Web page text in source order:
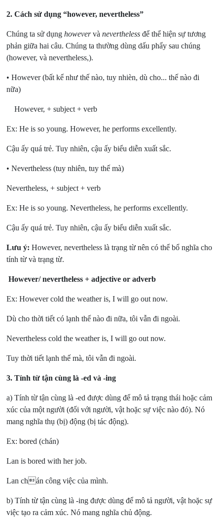
2. Cách sử dụng “however, nevertheless”
Chúng ta sử dụnghowevervànevertheless để thể hiện sự tương
phản giữa hai câu. Chúng ta thường dùng dấu phẩy sau chúng
(however, và nevertheless,).
• However (bất kể như thế nào, tuy nhièn, dù cho... thế nào đi
nữa)
However, + subject + verb
Ex: He is so young. However, he performs excellently.
Cậu ấy quá trẻ. Tuy nhiên, cậu ấy biểu diễn xuất sắc.
• Nevertheless (tuy nhiên, tuy thế mà)
Nevertheless, + subject + verb
Ex: He is so young. Nevertheless, he performs excellently.
Cậu ấy quá trẻ. Tuy nhiên, cậu ấy biểu diễn xuất sắc.
Lưu ý: However, nevertheless là trạng từ nên có thể bổ nghĩa cho
tính từ và trạng từ.
However/ nevertheless + adjective or adverb
Ex: However cold the weather is, I will go out now.
Dù cho thời tiết có lạnh thế nào đi nữa, tôi vẫn đi ngoài.
Nevertheless cold the weather is, I will go out now.
Tuy thời tiết lạnh thế mà, tôi vẫn đi ngoài.
3.Tính từ tận cùng là -ed và -ing
a) Tính từ tận cùng là -ed được dùng để mô tả trạng thái hoặc cảm
xúc của một người (đối với người, vật hoặc sự việc nào đó). Nó
mang nghĩa thụ (bị) động (bị tác động).
Ex: bored (chán)
Lan is bored with her job.
Lan chán công việc của mình.
b) Tính từ tận cùng là -ing được dùng để mô tả người, vật hoặc sự
việc tạo ra cảm xúc. Nó mang nghĩa chủ động.